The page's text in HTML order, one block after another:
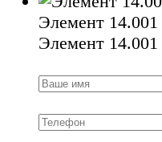
Элемент 14.001
Элемент 14.001